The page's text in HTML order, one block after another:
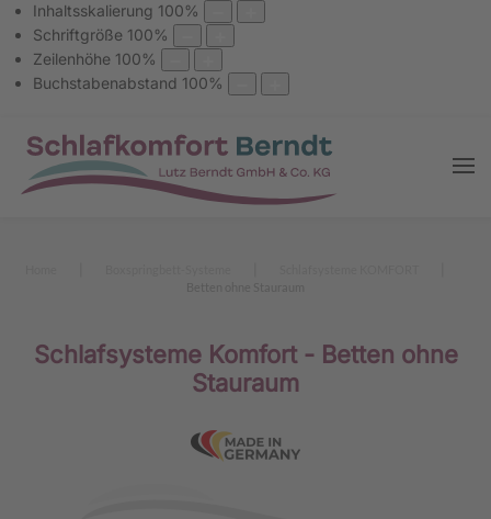
Inhaltsskalierung 100%
Schriftgröße 100%
Zeilenhöhe 100%
Buchstabenabstand 100%
Schlafsysteme Komfort - Betten ohne
Stauraum